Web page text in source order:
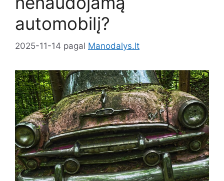
automobilį?
2025-11-14 pagal Manodalys.lt